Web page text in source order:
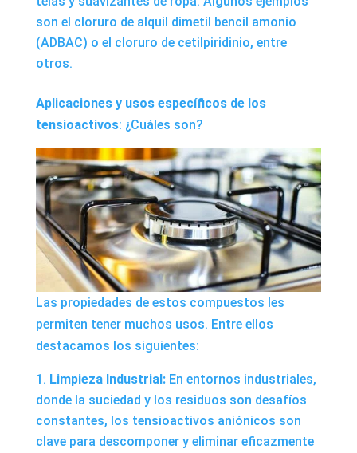
son el cloruro de alquil dimetil bencil amonio
(ADBAC) o el cloruro de cetilpiridinio, entre
otros.
Aplicaciones y usos específicos de los
tensioactivos: ¿Cuáles son?
Las propiedades de estos compuestos les
permiten tener muchos usos. Entre ellos
destacamos los siguientes:
Limpieza Industrial:En entornos industriales,
donde la suciedad y los residuos son desafíos
constantes, los tensioactivos aniónicos son
clave para descomponer y eliminar eficazmente